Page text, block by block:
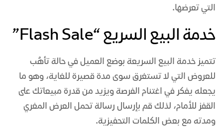
التي تعرضها.
خدمة البيع السريع “Flash Sale”
تتميز خدمة البيع السريعة بوضع العميل في حالة تأهُب
للعروض التي لا تستغرق سوى مدة قصيرة للغاية، وهو ما
يجعله يفكر في اغتنام الفرصة ويزيد من قدرة مبيعاتك على
القفز للأمام، لذلك قم بإرسال رسالة تحمل العرض المغري
ومدته مع بعض الكلمات التحفيزية.